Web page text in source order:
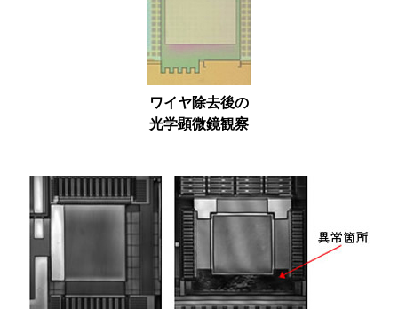
ワイヤ除去後の
光学顕微鏡観察